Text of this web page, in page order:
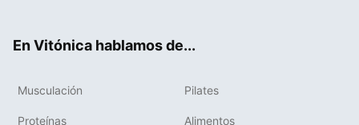
En Vitónica hablamos de...
Musculación Pilates
Proteínas Alimentos